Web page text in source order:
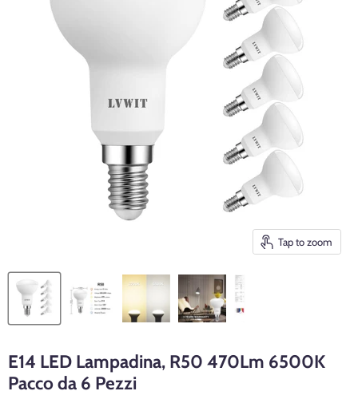
Tap to zoom
E14 LED Lampadina, R50 470Lm 6500K
Pacco da 6 Pezzi